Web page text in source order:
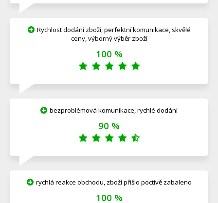
Rychlost dodání zboží, perfektní komunikace, skvělé
ceny, výborný výběr zboží
100 %
bezproblémová komunikace, rychlé dodání
90 %
rychlá reakce obchodu, zboží přišlo poctivě zabaleno
100 %